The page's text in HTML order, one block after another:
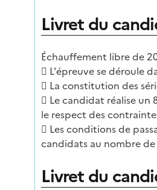
Livret du
Échauffement libre de
 L'épreuve se déroule
 La constitution des
 Le candidat réalise un
le respect des
 Les conditions de
candidats au nombre
Livret du